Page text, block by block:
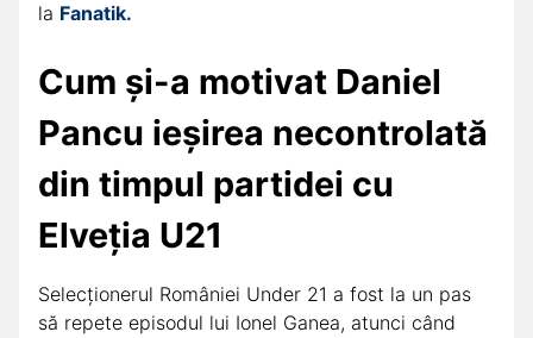
la Fanatik.
Cum și-a motivat Daniel
Pancu ieșirea necontrolată
din timpul partidei cu
Elveția U21
Selecționerul României Under 21 a fost la un pas
să repete episodul lui Ionel Ganea, atunci când